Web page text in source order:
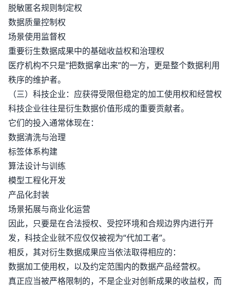
脱敏匿名规则制定权
数据质量控制权
场景使用监督权
重要衍生数据成果中的基础收益权和治理权
医疗机构不只是“把数据拿出来”的一方，更是整个数据利用
秩序的维护者。
（三）科技企业：应获得受限但稳定的加工使用权和经营权
科技企业往往是衍生数据价值形成的重要贡献者。
它们的投入通常体现在：
数据清洗与治理
标签体系构建
算法设计与训练
模型工程化开发
产品化封装
场景拓展与商业化运营
因此，只要是在合法授权、受控环境和合规边界内进行开
发，科技企业就不应仅仅被视为“代加工者”。
相反，其对衍生数据成果应当依法取得相应的：
数据加工使用权，以及约定范围内的数据产品经营权。
真正应当被严格限制的，不是企业对创新成果的收益权，而